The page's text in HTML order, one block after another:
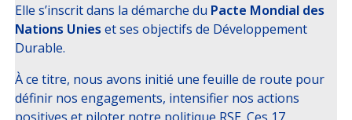
Elle s’inscrit dans la démarche du Pacte Mondial des
Nations Unieset ses objectifs de Développement
Durable.
À ce titre, nous avons initié une feuille de route pour
définir nos engagements, intensifier nos actions